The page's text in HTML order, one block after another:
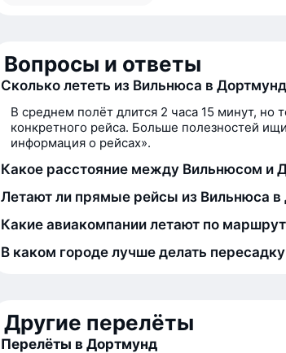
Вопросы и ответы
Сколько лететь из Вильнюса в Дортмунд
В среднем полёт длится 2 часа 15 минут, но
конкретного рейса. Больше полезностей
информация о рейсах».
Какое расстояние между Вильнюсом и
Летают ли прямые рейсы из Вильнюса
Какие авиакомпании летают по
В каком городе лучше делать пересадку
Другие перелёты
Перелёты в Дортмунд